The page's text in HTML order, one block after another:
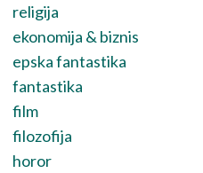
religija
ekonomija & biznis
epska fantastika
fantastika
film
filozofija
horor